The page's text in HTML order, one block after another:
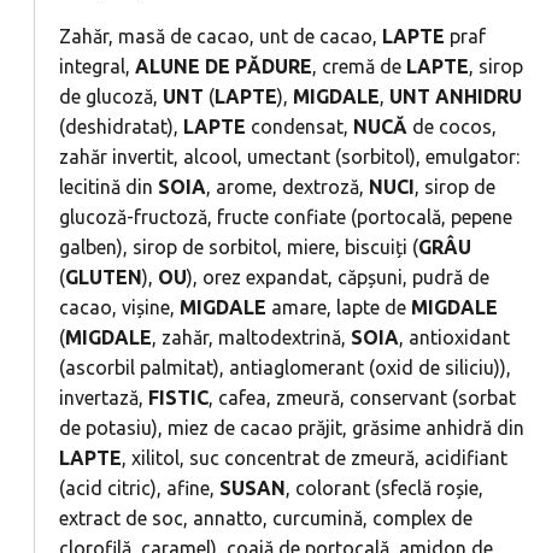
Zahăr, masă de cacao, unt de cacao, LAPTE praf
integral, ALUNE DE PĂDURE, cremă de LAPTE, sirop
de glucoză, UNT (LAPTE), MIGDALE, UNT ANHIDRU
(deshidratat), LAPTE condensat, NUCĂ de cocos,
zahăr invertit, alcool, umectant (sorbitol), emulgator:
lecitină din SOIA, arome, dextroză, NUCI , sirop de
glucoză-fructoză, fructe confiate (portocală, pepene
galben), sirop de sorbitol, miere, biscuiți (GRÂU
(GLUTEN ), OU), orez expandat, căpșuni, pudră de
cacao, vișine, MIGDALE amare, lapte de MIGDALE
(MIGDALE, zahăr, maltodextrină, SOIA, antioxidant
(ascorbil palmitat), antiaglomerant (oxid de siliciu)),
invertază, FISTIC, cafea, zmeură, conservant (sorbat
de potasiu), miez de cacao prăjit, grăsime anhidră din
LAPTE, xilitol, suc concentrat de zmeură, acidifiant
(acid citric), afine, SUSAN , colorant (sfeclă roșie,
extract de soc, annatto, curcumină, complex de
clorofilă, caramel), coajă de portocală, amidon de